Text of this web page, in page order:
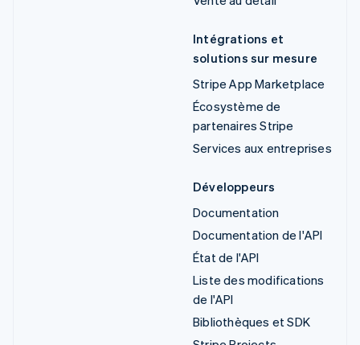
Intégrations et
solutions sur mesure
Stripe App Marketplace
Écosystème de
partenaires Stripe
Services aux entreprises
Développeurs
Documentation
Documentation de l'API
État de l'API
Liste des modifications
de l'API
Bibliothèques et SDK